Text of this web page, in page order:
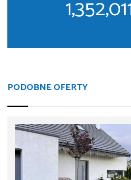
PODOBNE OFERTY